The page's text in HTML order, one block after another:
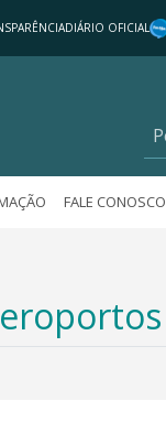
DIÁRIO OFICIAL
FALE CONOSCO